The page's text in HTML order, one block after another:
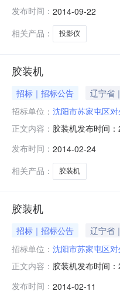
以询价方式组织
发布时间： 2014-09-22
相关产品：
投影仪
胶装机
招标｜招标公告 辽宁省
招标单位： 沈阳市苏家屯区
正文内容： 胶装机发布时间
式组织采购。欢
发布时间： 2014-02-24
相关产品：
胶装机
胶装机
招标｜招标公告 辽宁省
招标单位： 沈阳市苏家屯区
正文内容： 胶装机发布时间
方式组织采购。
发布时间： 2014-02-11